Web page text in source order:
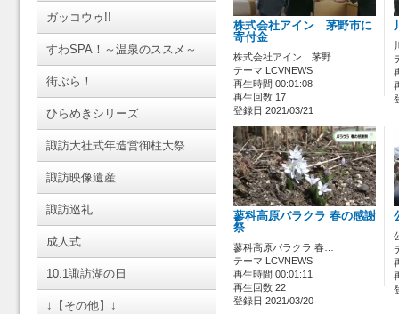
ガッコウゥ!!
すわSPA！～温泉のススメ～
街ぶら！
ひらめきシリーズ
諏訪大社式年造営御柱大祭
諏訪映像遺産
諏訪巡礼
成人式
10.1諏訪湖の日
↓【その他】↓
株式会社アイン 茅野市に
寄付金
株式会社アイン 茅野…
テーマ LCVNEWS
再生時間 00:01:08
再生回数 17
登録日 2021/03/21
蓼科高原バラクラ 春の感謝
祭
蓼科高原バラクラ 春…
テーマ LCVNEWS
再生時間 00:01:11
再生回数 22
登録日 2021/03/20